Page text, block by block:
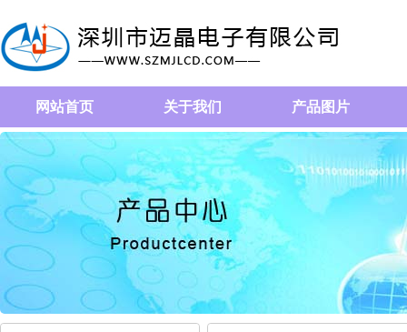
网站首页 关于我们 产品图片